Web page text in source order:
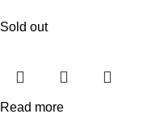
Sold out
Read more